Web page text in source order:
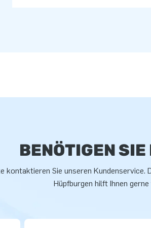
BENÖTIGEN
kontaktieren Sie unseren Kundenservice.
Hüpfburgen hilft Ihnen